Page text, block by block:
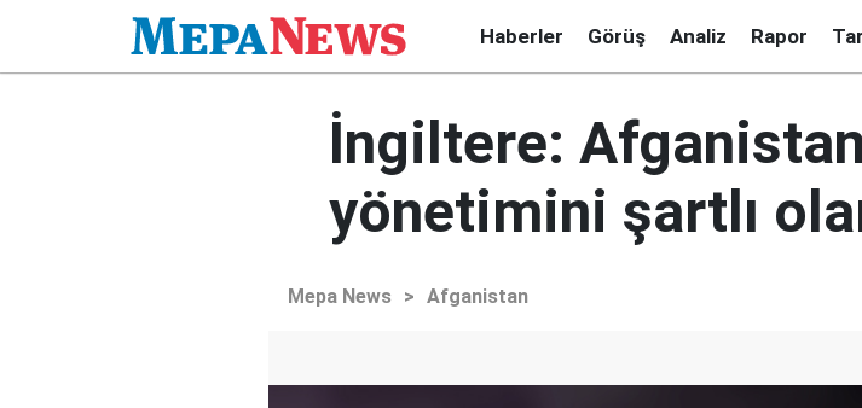
Haberler Görüş Analiz Rapor
İngiltere:
yönetimini şartlı
Mepa News > Afganistan